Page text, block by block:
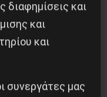
1936 στην
διαφημίσεις και
και
και
συνεργάτες μας